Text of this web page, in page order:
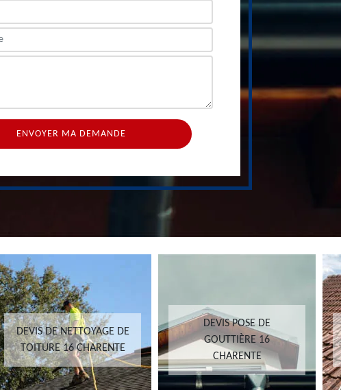
DEVIS DE NETTOYAGE DE
TOITURE 16 CHARENTE
DEVIS POSE DE
GOUTTIÈRE 16
CHARENTE